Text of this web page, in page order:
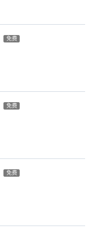
免费
免费
免费